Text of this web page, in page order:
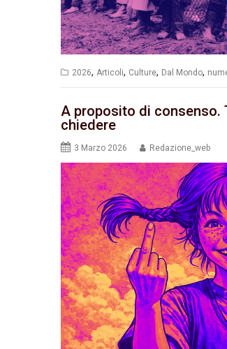
2026, Articoli, Culture, Dal Mondo,
A proposito di consenso.
chiedere
3 Marzo 2026 Redazione_web